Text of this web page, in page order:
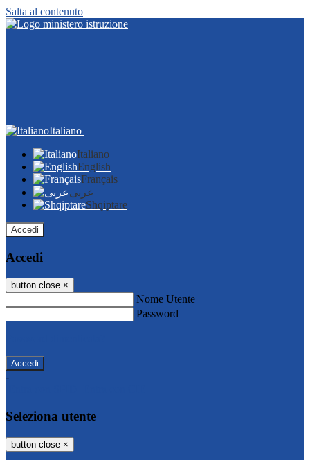
Salta al contenuto
Italiano
Italiano
English
Français
عربى
Shqiptare
Accedi
Accedi
button close ×
Nome Utente
Password
-
Seleziona utente
button close ×